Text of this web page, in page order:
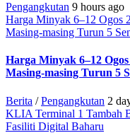
Pengangkutan 9 hours ago
Harga Minyak 6–12 Ogos
Masing-masing Turun 5
Harga Minyak 6–12
Masing-masing Turun 5
Berita /Pengangkutan 2
KLIA Terminal 1 Tambah
Fasiliti Digital Baharu